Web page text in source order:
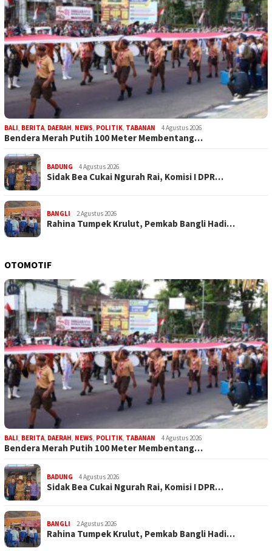
BALI, BERITA, DAERAH, NEWS, POLITIK, TABANAN 4 Agustus 2026
Bendera Merah Putih 100 Meter Membentang…
BADUNG 4 Agustus 2026
Sidak Bea Cukai Ngurah Rai, Komisi I DPR…
BANGLI 2 Agustus 2026
Rahina Tumpek Krulut, Pemkab Bangli Hadi…
OTOMOTIF
BALI, BERITA, DAERAH, NEWS, POLITIK, TABANAN 4 Agustus 2026
Bendera Merah Putih 100 Meter Membentang…
BADUNG 4 Agustus 2026
Sidak Bea Cukai Ngurah Rai, Komisi I DPR…
BANGLI 2 Agustus 2026
Rahina Tumpek Krulut, Pemkab Bangli Hadi…